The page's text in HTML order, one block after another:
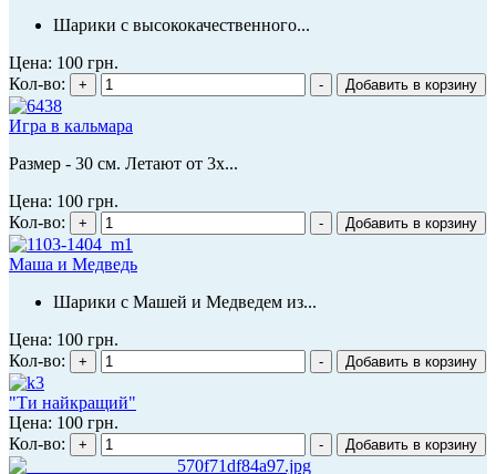
Шарики с высококачественного...
Цена: 100 грн.
Кол-во:
Игра в кальмара
Размер - 30 см. Летают от 3х...
Цена: 100 грн.
Кол-во:
Маша и Медведь
Шарики с Машей и Медведем из...
Цена: 100 грн.
Кол-во:
"Ти найкращий"
Цена: 100 грн.
Кол-во: